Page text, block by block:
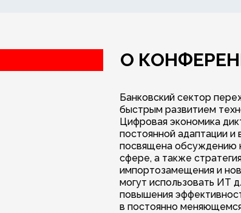
О
Банковский сектор
быстрым развитием
Цифровая экономика
постоянной адаптации
посвящена обсуждению
сфере, а также
импортозамещения и
могут использовать ИТ
повышения
в постоянно